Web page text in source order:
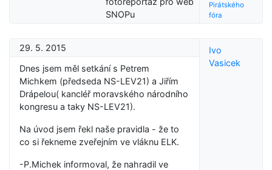
SNOPu
Pirátského
fóra
29. 5. 2015
Dnes jsem měl setkání s Petrem
Michkem (předseda NS-LEV21) a Jiřím
Drápelou( kancléř moravského národního
kongresu a taky NS-LEV21).
Na úvod jsem řekl naše pravidla - že to
co si řekneme zveřejním ve vláknu ELK.
-P.Michek informoval, že nahradil ve
Ivo
Vasicek